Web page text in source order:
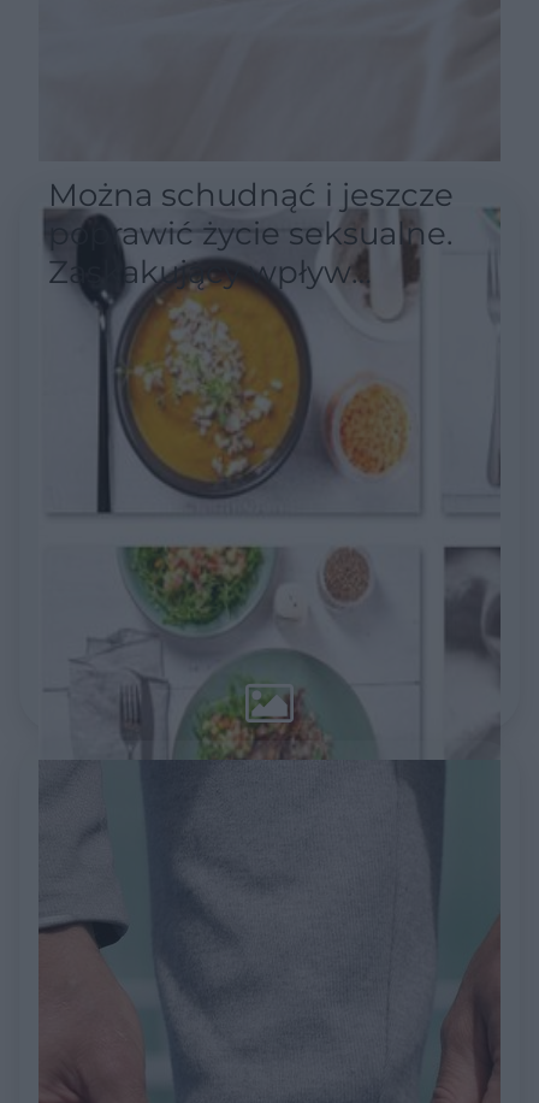
Można schudnąć i jeszcze
poprawić życie seksualne.
Zaskakujący wpływ
popularnej diety